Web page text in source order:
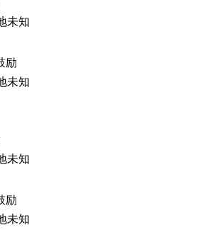
未知
励
未知
未知
励
未知